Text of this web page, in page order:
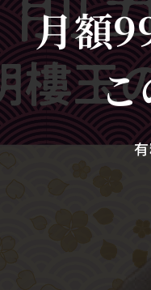
月額
こ